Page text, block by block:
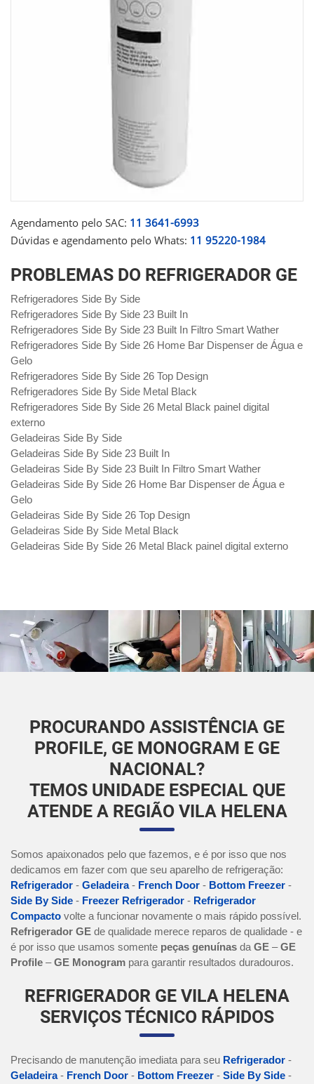
Agendamento pelo SAC: 11 3641-6993
Dúvidas e agendamento pelo Whats: 11 95220-1984
PROBLEMAS DO REFRIGERADOR GE
Refrigeradores Side By Side
Refrigeradores Side By Side 23 Built In
Refrigeradores Side By Side 23 Built In Filtro Smart Wather
Refrigeradores Side By Side 26 Home Bar Dispenser de Água e
Gelo
Refrigeradores Side By Side 26 Top Design
Refrigeradores Side By Side Metal Black
Refrigeradores Side By Side 26 Metal Black painel digital
externo
Geladeiras Side By Side
Geladeiras Side By Side 23 Built In
Geladeiras Side By Side 23 Built In Filtro Smart Wather
Geladeiras Side By Side 26 Home Bar Dispenser de Água e
Gelo
Geladeiras Side By Side 26 Top Design
Geladeiras Side By Side Metal Black
Geladeiras Side By Side 26 Metal Black painel digital externo
PROCURANDO ASSISTÊNCIA GE
PROFILE, GE MONOGRAM E GE
NACIONAL?
TEMOS UNIDADE ESPECIAL QUE
ATENDE A REGIÃO VILA HELENA
Somos apaixonados pelo que fazemos, e é por isso que nos
dedicamos em fazer com que seu aparelho de refrigeração:
Refrigerador - Geladeira- French Door - Bottom Freezer -
Side By Side - Freezer Refrigerador - Refrigerador
Compacto volte a funcionar novamente o mais rápido possível.
Refrigerador GE de qualidade merece reparos de qualidade - e
é por isso que usamos somente peças genuínas da GE –GE
Profile –GE Monogram para garantir resultados duradouros.
REFRIGERADOR GE VILA HELENA
SERVIÇOS TÉCNICO RÁPIDOS
Precisando de manutenção imediata para seu Refrigerador -
Geladeira- French Door - Bottom Freezer - Side By Side -